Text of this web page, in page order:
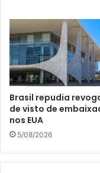
Brasil repudia
de visto de
nos EUA
5/08/2026